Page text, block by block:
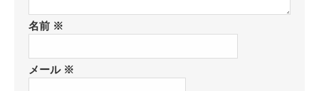
名前 ※
メール ※